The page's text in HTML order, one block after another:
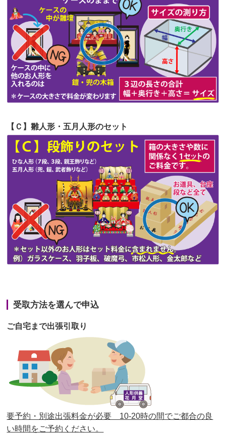
第54回人形供養祭令和4年8月1日(月)
第53回人形供養祭令和4年7月1日(金)
第52回人形供養祭令和4年5月17日(火)
第51回人形供養祭令和4年4月18日(月)
第50回人形供養祭令和4年3月15日(火)
第49回人形供養祭令和4年1月17日(月)
第48回人形供養祭令和3年12月3日(金)
第47回人形供養祭 令和3年10月11日(月)
第46回人形供養祭 令和3年9月13日(月)
第45回人形供養祭令和3年7月12日(月)
第44回人形供養祭令和3年6月3日(木)
第43回人形供養祭令和3年4月23日(金)
第39回人形供養祭令和2年10月22日(木)
第38回人形供養祭 令和2年8月26日(水)
第37回人形供養祭 令和2年6月8日(月)
第36回人形供養祭 令和2年4月16日(木)
第35回人形供養祭令和2年2月13日(木)
【Ｃ】雛人形・五月人形のセット
受取方法を選んで申込
ご自宅まで出張引取り
要予約・別途出張料金が必要 10-20時の間でご都合の良
い時間をご予約ください。